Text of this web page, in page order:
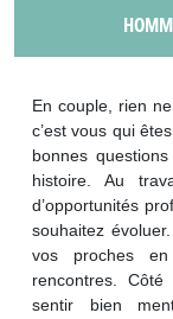
En couple, rien
c’est vous qui
bonnes
histoire. Au
d’opportunités
souhaitez
vos proches
rencontres.
sentir bien